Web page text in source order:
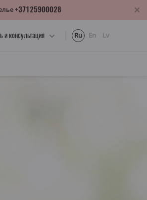
и консультация Ru En Lv
+37125900028